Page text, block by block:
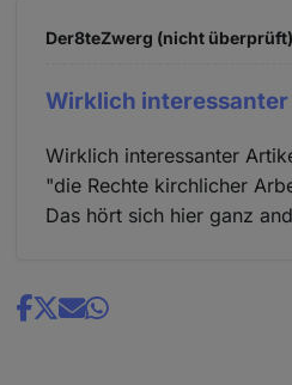
Der8teZwerg (nicht überprüft)
Wirklich interessanter
Wirklich interessanter
"die Rechte kirchlicher
Das hört sich hier ganz
Share